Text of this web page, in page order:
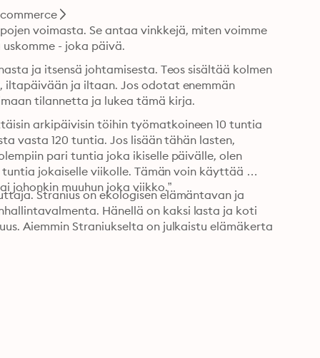
voimasta. Se antaa vinkkejä, miten voimme
- joka päivä.
ja itsensä johtamisesta. Teos sisältää kolmen
iltapäivään ja iltaan. Jos odotat enemmän
tilannetta ja lukea tämä kirja.
arkipäivisin töihin työmatkoineen 10 tuntia
vasta 120 tuntia. Jos lisään tähän lasten,
pari tuntia joka ikiselle päivälle, olen
jokaiselle viikolle. Tämän voin käyttää
johonkin muuhun joka viikko.”
Stranius on ekologisen elämäntavan ja
Hänellä on kaksi lasta ja koti
Aiemmin Straniukselta on julkaistu elämäkerta